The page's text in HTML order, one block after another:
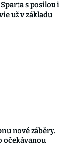
s posilou i
už v základu
nové záběry.
očekávanou